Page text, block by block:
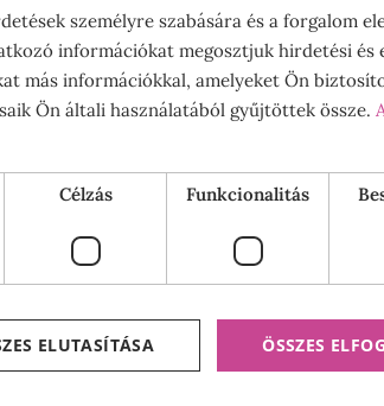
személyre szabására és a forgalom
információkat megosztjuk hirdetési és
más információkkal, amelyeket Ön
Ön általi használatából gyűjtöttek össze.
Célzás Funkcionalitás
ÖSSZES
ELUTASÍTÁSA